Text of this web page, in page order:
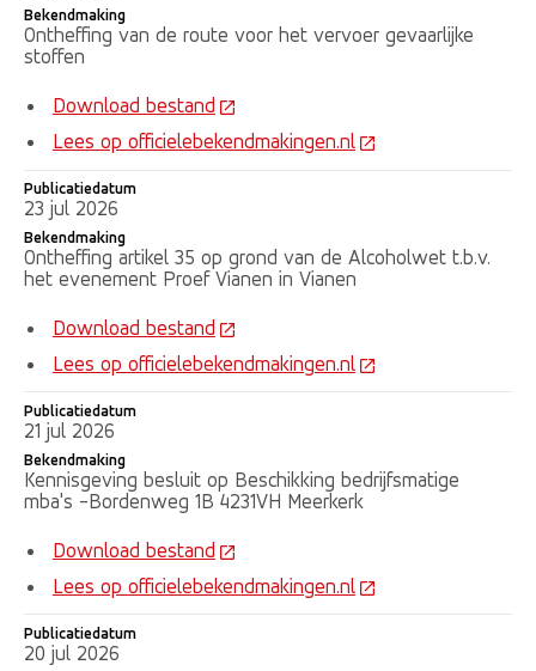
Bekendmaking
Ontheffing van de route voor het vervoer gevaarlijke
stoffen
Download bestand
Lees op officielebekendmakingen.nl
Publicatiedatum
23 jul 2026
Bekendmaking
Ontheffing artikel 35 op grond van de Alcoholwet t.b.v.
het evenement Proef Vianen in Vianen
Download bestand
Lees op officielebekendmakingen.nl
Publicatiedatum
21 jul 2026
Bekendmaking
Kennisgeving besluit op Beschikking bedrijfsmatige
mba's -Bordenweg 1B 4231VH Meerkerk
Download bestand
Lees op officielebekendmakingen.nl
Publicatiedatum
20 jul 2026